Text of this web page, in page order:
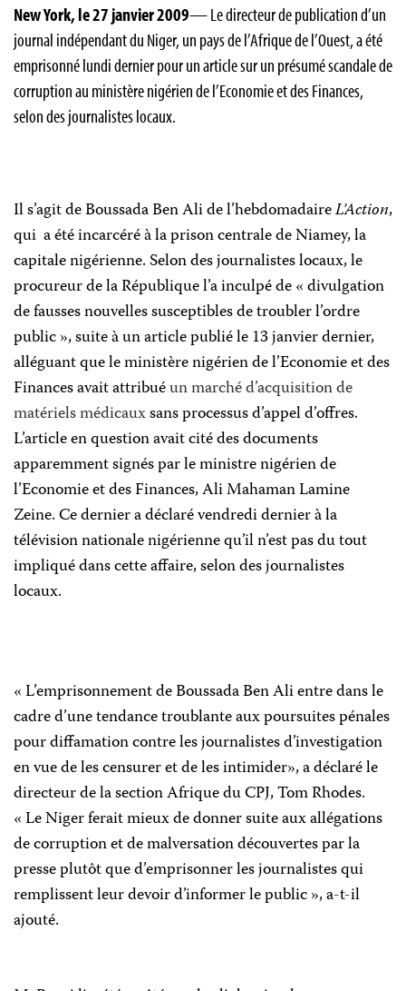
New York, le 27 janvier 2009—Le directeur de publication d’un
journal indépendant du Niger, un pays de l’Afrique de l’Ouest, a été
emprisonné lundi dernier pour un article sur un présumé scandale de
corruption au ministère nigérien de l’Economie et des Finances,
selon des journalistes locaux.
Il s’agit de Boussada Ben Ali de l’hebdomadaireL’Action,
qui a été incarcéré à la prison centrale de Niamey, la
capitale nigérienne. Selon des journalistes locaux, le
procureur de la République l’a inculpé de « divulgation
de fausses nouvelles susceptibles de troubler l’ordre
public », suite à un article publié le 13 janvier dernier,
alléguant que le ministère nigérien de l’Economie et des
Finances avait attribuéun marché d’acquisition de
matériels médicauxsans processus d’appel d’offres.
L’article en question avait cité des documents
apparemment signés par le ministre nigérien de
l’Economie et des Finances, Ali Mahaman Lamine
Zeine. Ce dernier a déclaré vendredi dernier à la
télévision nationale nigérienne qu’il n’est pas du tout
impliqué dans cette affaire, selon des journalistes
locaux.
« L’emprisonnement de Boussada Ben Ali entre dans le
cadre d’une tendance troublante aux poursuites pénales
pour diffamation contre les journalistes d’investigation
en vue de les censurer et de les intimider», a déclaré le
directeur de la section Afrique du CPJ, Tom Rhodes.
« Le Niger ferait mieux de donner suite aux allégations
de corruption et de malversation découvertes par la
presse plutôt que d’emprisonner les journalistes qui
remplissent leur devoir d’informer le public », a-t-il
ajouté.